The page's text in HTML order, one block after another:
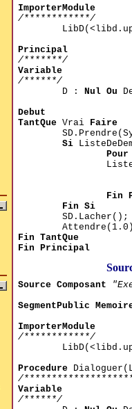
ImporterModule
/************/
Principal
/*******/
Variable
/******/
D : Nul Ou
Debut
TantQueVrai Faire
Si
Pour
Fin
Fin Si
SD.Lacher();
Fin TantQue
Fin Principal
Source Composant
SegmentPublic
ImporterModule
/************/
Procedure
/
Variable
/******/